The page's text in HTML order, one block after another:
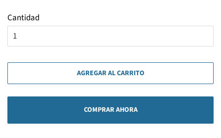
Cantidad
AGREGAR AL CARRITO
COMPRAR AHORA